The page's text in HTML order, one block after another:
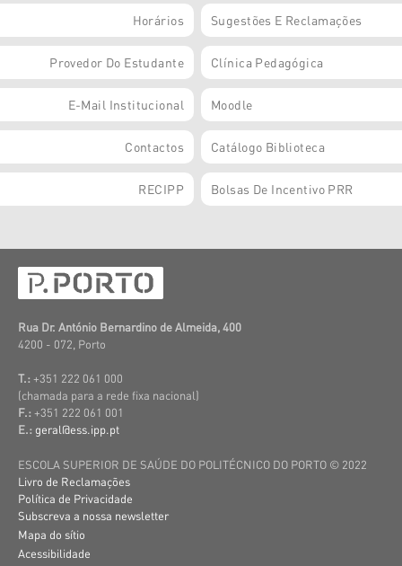
Horários Sugestões E Reclamações
Provedor Do Estudante Clínica Pedagógica
E-Mail Institucional Moodle
Contactos Catálogo Biblioteca
RECIPP Bolsas De Incentivo PRR
Rua Dr. António Bernardino de Almeida, 400
4200 - 072, Porto
T.: +351 222 061 000
(chamada para a rede fixa nacional)
F.: +351 222 061 001
E.: geral@ess.ipp.pt
ESCOLA SUPERIOR DE SAÚDE DO POLITÉCNICO DO PORTO © 2022
Livro de Reclamações
Política de Privacidade
Subscreva a nossa newsletter
Mapa do sítio
Acessibilidade